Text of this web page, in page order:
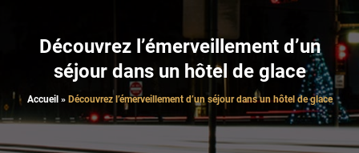
Découvrez l’émerveillement d’un
séjour dans un hôtel de glace
Accueil » Découvrez l’émerveillement d’un séjour dans un hôtel de glace